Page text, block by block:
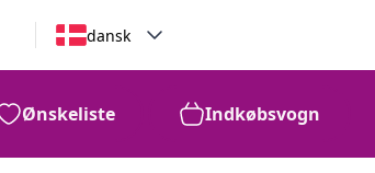
dansk
Ønskeliste Indkøbsvogn